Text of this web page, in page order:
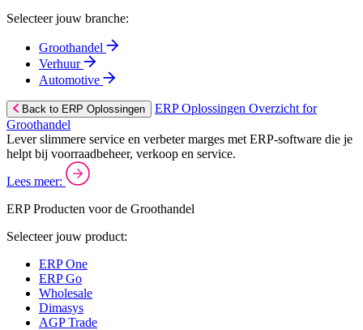
Selecteer jouw branche:
Groothandel
Verhuur
Automotive
Back to ERP Oplossingen
ERP Oplossingen Overzicht for
Groothandel
Lever slimmere service en verbeter marges met ERP-software die je
helpt bij voorraadbeheer, verkoop en service.
Lees meer:
ERP Producten voor de Groothandel
Selecteer jouw product:
ERP One
ERP Go
Wholesale
Dimasys
AGP Trade